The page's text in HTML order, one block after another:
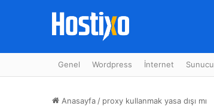
Genel Wordpress İnternet Sunucu
Anasayfa / proxy kullanmak yasa dışı mı